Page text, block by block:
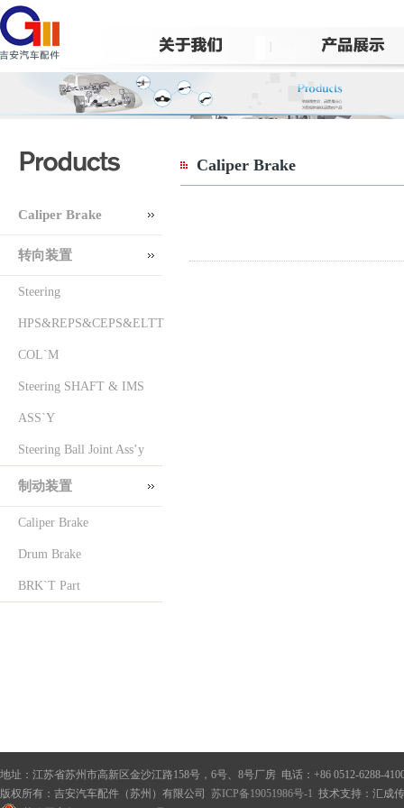
Caliper Brake
转向装置
Steering
HPS&REPS&CEPS&ELTT
COL`M
Steering SHAFT & IMS
ASS`Y
Steering Ball Joint Ass’y
制动装置
Caliper Brake
Drum Brake
BRK`T Part
Caliper Brake
地址：江苏省苏州市高新区金沙江路158号，6号、8号厂房 电话：+86 0512-6288-
版权所有：吉安汽车配件（苏州）有限公司 苏ICP备19051986号-1 技术支持： 汇成